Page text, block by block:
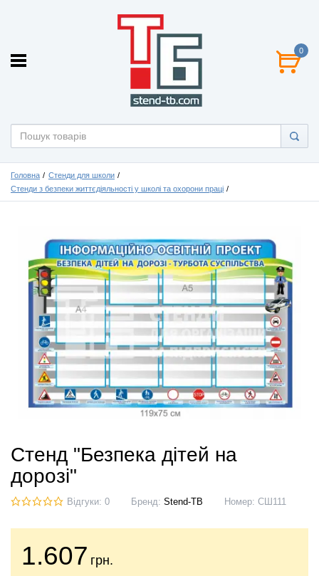
0
Головна
Стенди для школи
Стенди з безпеки життєдіяльності у школі та охорони праці
Стенд "Безпека дітей на
дорозі"
Відгуки: 0 Бренд: Stend-TB Номер: СШ111
1.607 грн.